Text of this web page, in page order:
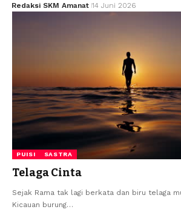
Redaksi SKM Amanat 14 Juni 2026
PUISI SASTRA
Telaga Cinta
Sejak Rama tak lagi berkata dan biru telaga
Kicauan burung…